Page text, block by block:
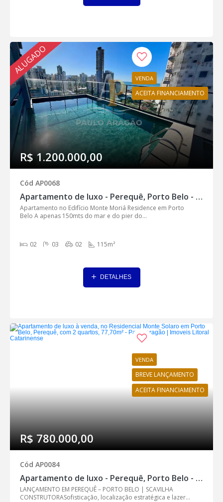
VENDA
ACEITA FINANCIAMENTO
ALUGADO
R$ 1.200.000,00
Cód AP0068
Apartamento de luxo - Perequê, Porto Belo - AP0068
Apartamento no Edifício Monte Moriá Residence em Porto
Belo A apenas 150mts do mar e do pier do...
02 03 02 115m²
DETALHES
VENDA
BREVE LANÇAMENTO
ACEITA FINANCIAMENTO
R$ 780.000,00
Cód AP0084
Apartamento de luxo - Perequê, Porto Belo - AP0084
LANÇAMENTO EM PEREQUÊ – PORTO BELO | SCAVILHA
CONSTRUTORASofisticação, localização estratégica e lazer...